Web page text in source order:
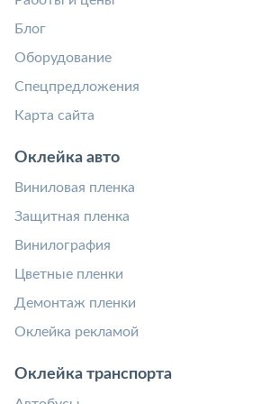
Блог
Оборудование
Спецпредложения
Карта сайта
Оклейка авто
Виниловая пленка
Защитная пленка
Винилография
Цветные пленки
Демонтаж пленки
Оклейка рекламой
Оклейка транспорта